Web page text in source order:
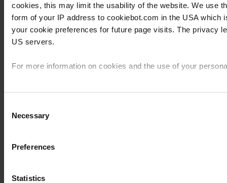
cookies, this may limit the usability of the website. We use
form of your IP address to cookiebot.com in the USA which
your cookie preferences for future page visits. The privacy
US servers.
For more information on cookies and the use of your
Selection
Necessary
Preferences
Statistics